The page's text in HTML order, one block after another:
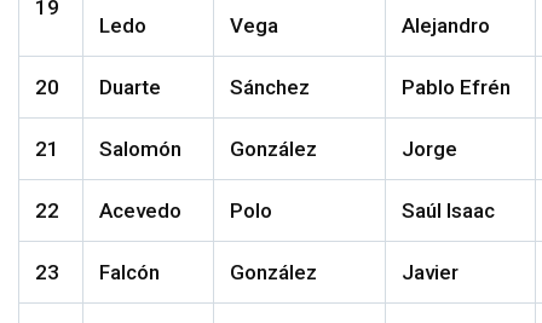
19
Ledo
Vega
Alejandro
20 Duarte Sánchez Pablo Efrén
21 Salomón González Jorge
22 Acevedo Polo Saúl Isaac
23 Falcón González Javier